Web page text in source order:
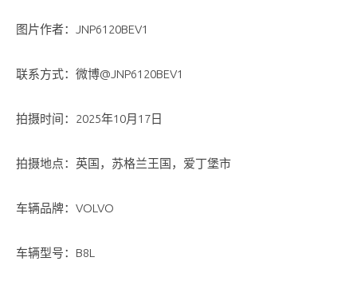
图片作者：JNP6120BEV1
联系方式：微博@JNP6120BEV1
拍摄时间：2025年10月17日
拍摄地点：英国，苏格兰王国，爱丁堡市
车辆品牌：VOLVO
车辆型号：B8L